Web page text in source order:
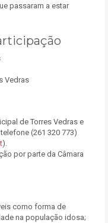
passaram a estar
Vedras
de Torres Vedras e
(261 320 773)
).
por parte da Câmara
como forma de
na população idosa;